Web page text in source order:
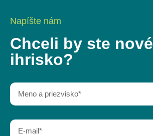
Napíšte nám
Chceli by ste nové
ihrisko?